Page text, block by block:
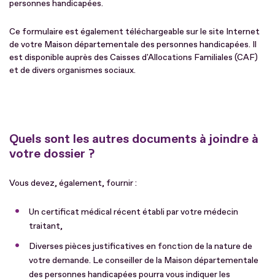
personnes handicapées.
Ce formulaire est également téléchargeable sur le site Internet
de votre Maison départementale des personnes handicapées. Il
est disponible auprès des Caisses d'Allocations Familiales (CAF)
et de divers organismes sociaux.
Quels sont les autres documents à joindre à
votre dossier ?
Vous devez, également, fournir :
Un certificat médical récent établi par votre médecin
traitant,
Diverses pièces justificatives en fonction de la nature de
votre demande. Le conseiller de la Maison départementale
des personnes handicapées pourra vous indiquer les